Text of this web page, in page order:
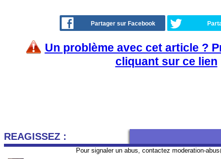
Partager sur Facebook
Un problème avec cet article ?
cliquant sur ce lien
REAGISSEZ :
Pour signaler un abus, contactez moderation-